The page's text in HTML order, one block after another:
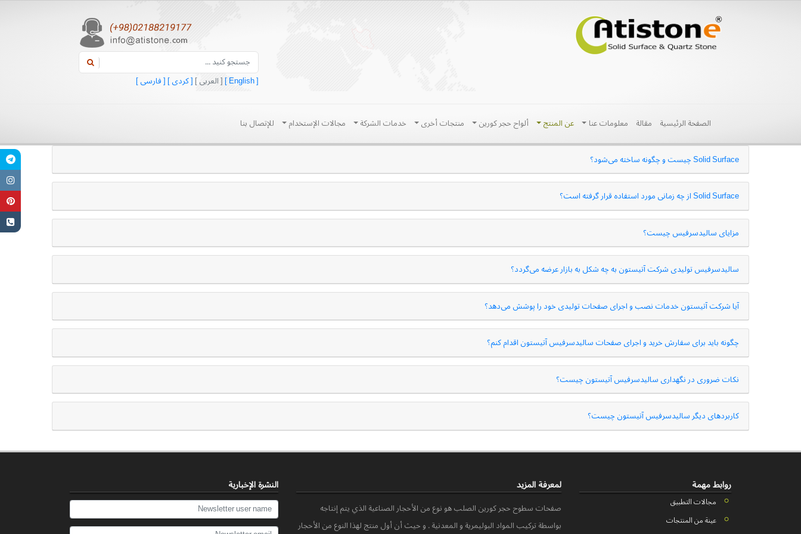
[ English ] [ العربی ][ کردی ][ فارسی ]
الصفحة الرئيسية مقالة معلومات عنا عن المنتج ألواح حجر کورین منتجات أخری خدمات الشرکة مجالات الإستخدام للإتصال بنا
Solid Surface چیست و چگونه ساخته می‌شود؟
Solid Surface از چه زمانی مورد استفاده قرار گرفته است؟
مزایای سالیدسرفیس چیست؟
سالیدسرفیس تولیدی شرکت آتیستون به چه شکل به بازار عرضه می‌گردد؟
آیا شرکت آتیستون خدمات نصب و اجرای صفحات تولیدی خود را پوشش می‌دهد؟
چگونه باید برای سفارش خرید و اجرای صفحات سالیدسرفیس آتیستون اقدام کنم؟
نکات ضروری در نگهداری سالیدسرفیس آتیستون چیست؟
کاربردهای دیگر سالیدسرفیس آتیستون چیست؟
روابط مهمة
مجالات التطبيق
عينة من المنتجات
لمعرفة المزید
صفحات سطوح حجر کورین الصلب هو نوع من الأحجار الصناعیة الذي یتم إنتاجه
بواسطة ترکیب المواد البولیمریة و المعدنیة . و حیث أن أول منتج لهذا النوع من الأحجار
النشرة الإخباریة